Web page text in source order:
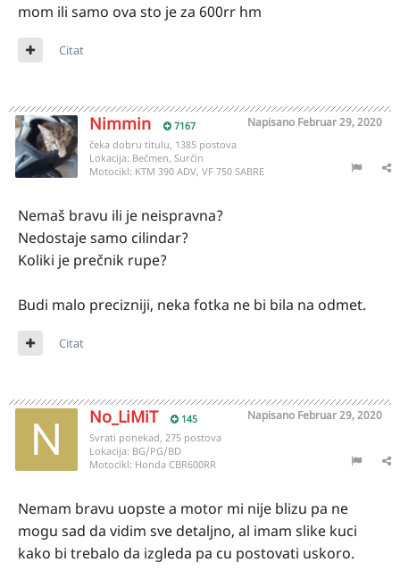
mom ili samo ova sto je za 600rr hm
Citat
Nimmin 7167 Napisano Februar 29, 2020
čeka dobru titulu, 1385 postova
Lokacija: Bečmen, Surčin
Motocikl: KTM 390 ADV, VF 750 SABRE
Nemaš bravu ili je neispravna?
Nedostaje samo cilindar?
Koliki je prečnik rupe?
Budi malo precizniji, neka fotka ne bi bila na odmet.
Citat
No_LiMiT 145 Napisano Februar 29, 2020
Svrati ponekad, 275 postova
Lokacija: BG/PG/BD
Motocikl: Honda CBR600RR
Nemam bravu uopste a motor mi nije blizu pa ne
mogu sad da vidim sve detaljno, al imam slike kuci
kako bi trebalo da izgleda pa cu postovati uskoro.